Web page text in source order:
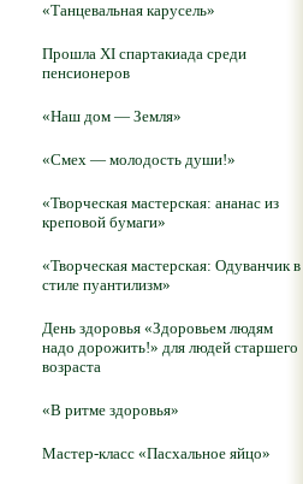
«Танцевальная карусель»
Прошла XI спартакиада среди
пенсионеров
«Наш дом — Земля»
«Смех — молодость души!»
«Творческая мастерская: ананас из
креповой бумаги»
«Творческая мастерская: Одуванчик в
стиле пуантилизм»
День здоровья «Здоровьем людям
надо дорожить!» для людей старшего
возраста
«В ритме здоровья»
Мастер-класс «Пасхальное яйцо»